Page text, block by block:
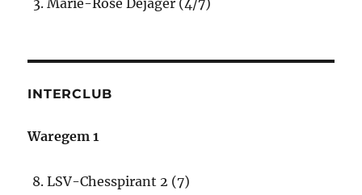
Marie-Rose Dejager (4/7)
INTERCLUB
Waregem 1
LSV-Chesspirant 2 (7)